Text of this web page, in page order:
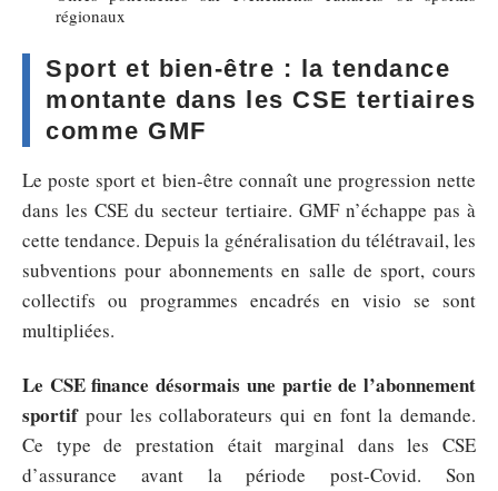
régionaux
Sport et bien-être : la tendance
montante dans les CSE tertiaires
comme GMF
Le poste sport et bien-être connaît une progression nette
dans les CSE du secteur tertiaire. GMF n’échappe pas à
cette tendance. Depuis la généralisation du télétravail, les
subventions pour abonnements en salle de sport, cours
collectifs ou programmes encadrés en visio se sont
multipliées.
Le CSE finance désormais une partie de l’abonnement
sportifpour les collaborateurs qui en font la demande.
Ce type de prestation était marginal dans les CSE
d’assurance avant la période post-Covid. Son